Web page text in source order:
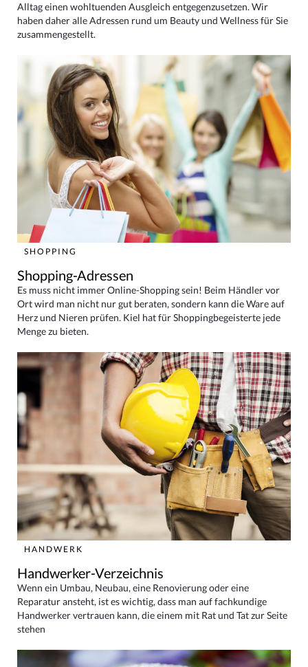
Alltag einen wohltuenden Ausgleich entgegenzusetzen. Wir
haben daher alle Adressen rund um Beauty und Wellness für Sie
zusammengestellt.
SHOPPING
Shopping-Adressen
Es muss nicht immer Online-Shopping sein! Beim Händler vor
Ort wird man nicht nur gut beraten, sondern kann die Ware auf
Herz und Nieren prüfen. Kiel hat für Shoppingbegeisterte jede
Menge zu bieten.
HANDWERK
Handwerker-Verzeichnis
Wenn ein Umbau, Neubau, eine Renovierung oder eine
Reparatur ansteht, ist es wichtig, dass man auf fachkundige
Handwerker vertrauen kann, die einem mit Rat und Tat zur Seite
stehen